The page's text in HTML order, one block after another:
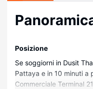
Posizione
Se soggiorni in Dusit
Pattaya e in 10 minuti a
Commerciale Terminal